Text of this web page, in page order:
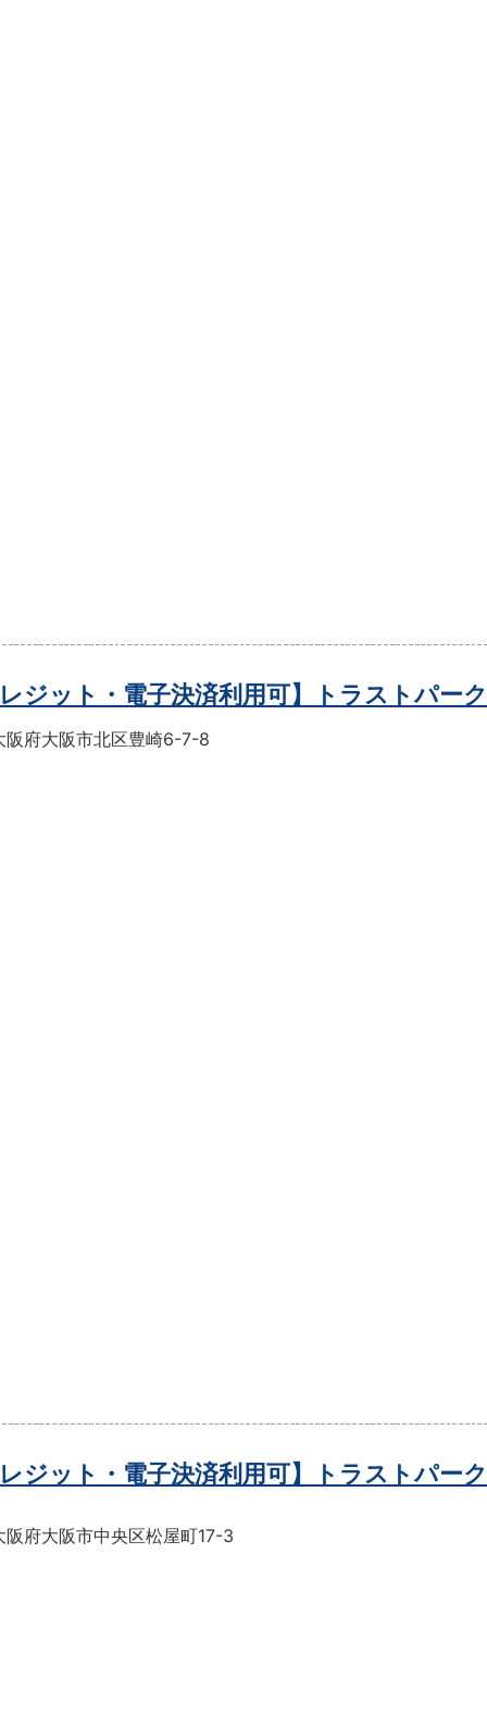
レジット・電子決済利用可】トラストパー
阪府大阪市北区豊崎6-7-8
レジット・電子決済利用可】トラストパー
阪府大阪市中央区松屋町17-3